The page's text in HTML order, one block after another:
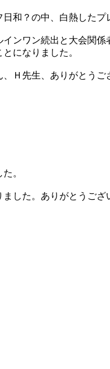
和？の中、白熱したプ
ンワン続出と大会関
になりました。
Ｈ先生、ありがとうご
。
した。ありがとうござ